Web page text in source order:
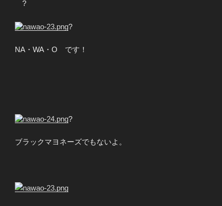
?
?
NA・WA・O です！
?
ブラックマヨネーズでもないよ。